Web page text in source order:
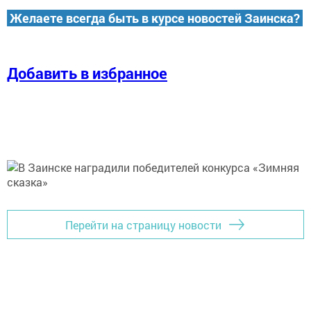
Желаете всегда быть в курсе новостей Заинска?
Добавить в избранное
Перейти на страницу новости